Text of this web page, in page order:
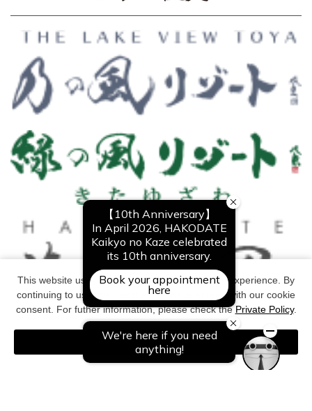
Copyright©All Right Reserved. NOGUCHI KANKO CO,Ltd.
This website uses cookies to improve your user experience. By
continuing to use this website, you have agreed with our cookie
consent. For futher information, please check thePrivate Policy.
Agree